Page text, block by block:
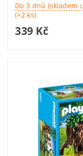
Do 3 dnů (skladem
(>2 ks)
339 Kč